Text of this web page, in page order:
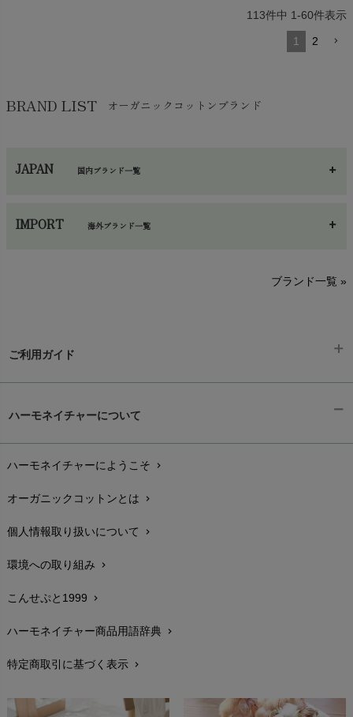
113件中 1-60件表示
1 2
BRAND LIST オーガニックコットンブランド
JAPAN 国内ブランド一覧
生活アートクラブ
nanadecor（ナナデェコール）
ぬくぐるみ工房
Haruulala（ハルウララ）
Pantyliners Organics（パンティライナーズ）
plantia（プランティア）
PRISTINE（プリスティン）
IMPORT海外ブランド一覧
kidscase（キッズケース）
LITTLE INDIANS（リトルインディアンズ）
maggies（マギーズ）
MAINIO（マイニオ）
MAUD N LIL（モード・ン・リル）
maxomorra（マクソモーラ）
Molo（モロ）
My Little Cozmo（マイリトルコズモ）
NATURAPURA（ナチュラプラ）
ブランド一覧 »
ご利用ガイド
配送と送料chevron_right
在庫状況と発送予定chevron_right
サイズ・寸法chevron_right
生地・素材chevron_right
お手入れについて
レビューを書こうchevron_right
返品交換chevron_right
FAXでのご注文
ハーモネイチャーについて
ハーモネイチャーにようこそ chevron_right
オーガニックコットンとは chevron_right
個人情報取り扱いについて chevron_right
環境への取り組み chevron_right
こんせぷと1999 chevron_right
ハーモネイチャー商品用語辞典 chevron_right
特定商取引に基づく表示 chevron_right